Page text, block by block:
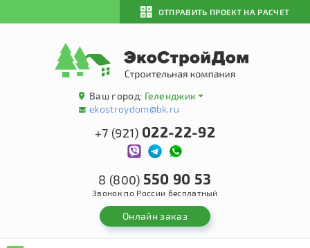
ОТПРАВИТЬ ПРОЕКТ НА РАСЧЕТ
Ваш город: Геленджик
ekostroydom@bk.ru
+7 (921) 022-22-92
8 (800) 550 90 53
Звонок по России бесплатный
Онлайн заказ